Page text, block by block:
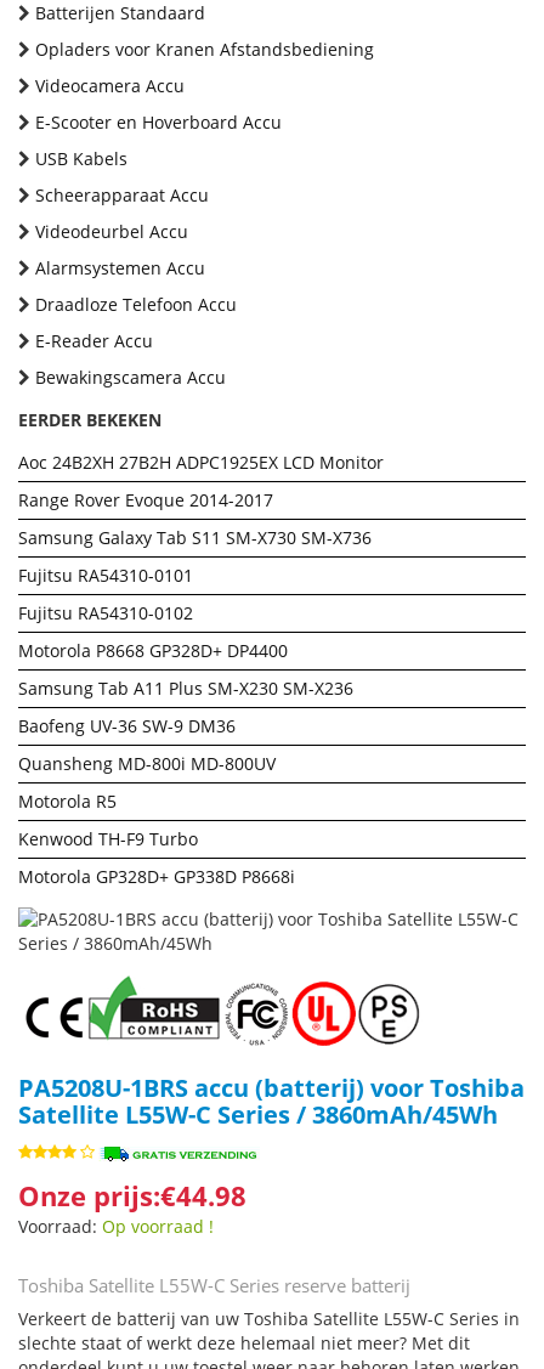
Batterijen Standaard
Opladers voor Kranen Afstandsbediening
Videocamera Accu
E-Scooter en Hoverboard Accu
USB Kabels
Scheerapparaat Accu
Videodeurbel Accu
Alarmsystemen Accu
Draadloze Telefoon Accu
E-Reader Accu
Bewakingscamera Accu
EERDER BEKEKEN
Aoc 24B2XH 27B2H ADPC1925EX LCD Monitor
Range Rover Evoque 2014-2017
Samsung Galaxy Tab S11 SM-X730 SM-X736
Fujitsu RA54310-0101
Fujitsu RA54310-0102
Motorola P8668 GP328D+ DP4400
Samsung Tab A11 Plus SM-X230 SM-X236
Baofeng UV-36 SW-9 DM36
Quansheng MD-800i MD-800UV
Motorola R5
Kenwood TH-F9 Turbo
Motorola GP328D+ GP338D P8668i
PA5208U-1BRS accu (batterij) voor Toshiba
Satellite L55W-C Series / 3860mAh/45Wh
Onze prijs:€44.98
Voorraad: Op voorraad !
Toshiba Satellite L55W-C Series reserve batterij
Verkeert de batterij van uw Toshiba Satellite L55W-C Series in
slechte staat of werkt deze helemaal niet meer? Met dit